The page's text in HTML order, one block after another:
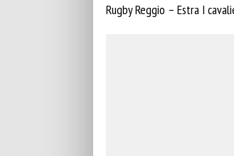
Rugby Reggio – Estra I